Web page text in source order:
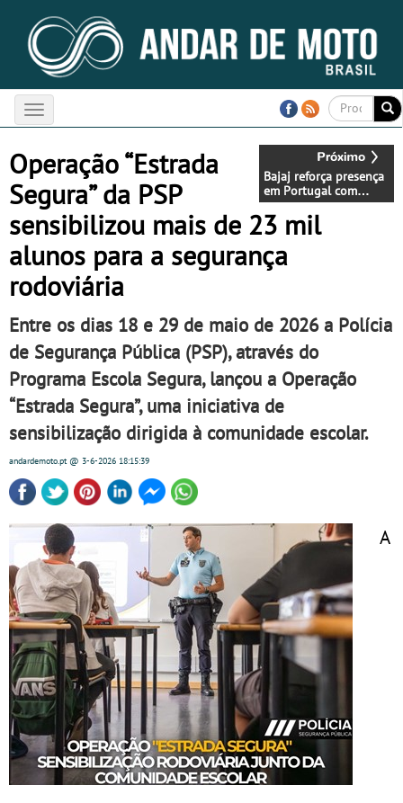
Toggle
navigation
Bajaj reforça presença
em Portugal com
abertura de nova loja
oficial no Porto
Operação “Estrada
Segura” da PSP
sensibilizou mais de 23 mil
alunos para a segurança
rodoviária
Entre os dias 18 e 29 de maio de 2026 a Polícia
de Segurança Pública (PSP), através do
Programa Escola Segura, lançou a Operação
“Estrada Segura”, uma iniciativa de
sensibilização dirigida à comunidade escolar.
andardemoto.pt@ 3-6-2026 18:15:39
A